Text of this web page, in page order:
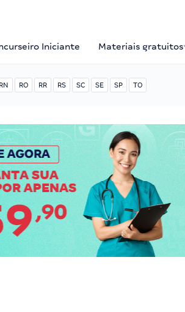
Iniciante Materiais gratuitos
RN RO RR RS SC SE SP TO